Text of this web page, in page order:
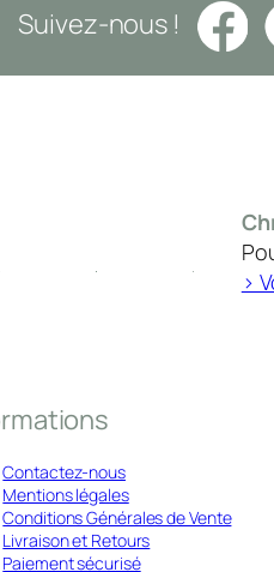
Suivez-nous !
>
Contactez-nous
Mentions légales
Conditions Générales de Vente
Livraison et Retours
Paiement sécurisé